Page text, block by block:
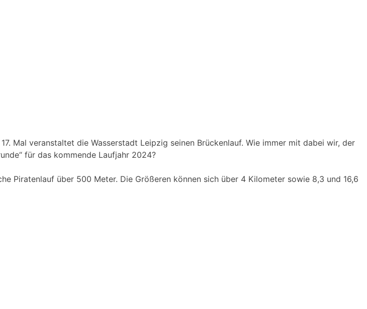
Mal veranstaltet die Wasserstadt Leipzig seinen Brückenlauf. Wie immer mit dabei wir, der
für das kommende Laufjahr 2024?
Piratenlauf über 500 Meter. Die Größeren können sich über 4 Kilometer sowie 8,3 und 16,6